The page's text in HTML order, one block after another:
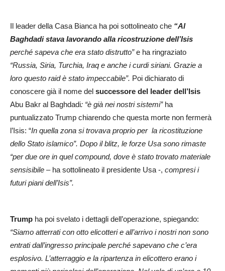
Il leader della Casa Bianca ha poi sottolineato che “Al
Baghdadi stava lavorando alla ricostruzione dell’Isis
perché sapeva che era stato distrutto”e ha ringraziato
“Russia, Siria, Turchia, Iraq e anche i curdi siriani. Grazie a
loro questo raid è stato impeccabile”. Poi dichiarato di
conoscere già il nome del successore del leader dell’Isis
Abu Bakr al Baghdadi: “è già nei nostri sistemi” ha
puntualizzato Trump chiarendo che questa morte non fermerà
l’Isis: “In quella zona si trovava proprio per la ricostituzione
dello Stato islamico”. Dopo il blitz, le forze Usa sono rimaste
“per due ore in quel compound, dove è stato trovato materiale
sensisibile – ha sottolineato il presidente Usa -, compresi i
futuri piani dell’Isis”.
Trump ha poi svelato i dettagli dell’operazione, spiegando:
“Siamo atterrati con otto elicotteri e all’arrivo i nostri non sono
entrati dall’ingresso principale perché sapevano che c’era
esplosivo. L’atterraggio e la ripartenza in elicottero erano i